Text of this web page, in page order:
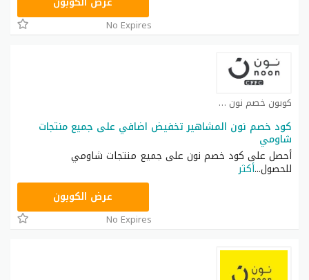
No Expires
كوبون خصم نون كوبون
كود خصم نون المشاهير تخفيض اضافي على جميع منتجات
شاومي
أحصل على كود خصم نون على جميع منتجات شاومي
للحصول...أكثر
RRF24عرض الكوبون
No Expires